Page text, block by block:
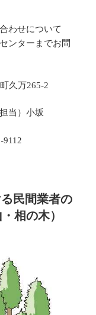
わせについて
ンターまでお問
久万265-2
当）小坂
民間業者の
相の木）